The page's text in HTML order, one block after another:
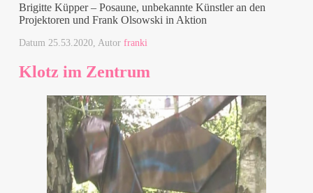
Brigitte Küpper – Posaune, unbekannte Künstler an den
Projektoren und Frank Olsowski in Aktion
Datum 25.53.2020 , Autorfranki
Klotz im Zentrum